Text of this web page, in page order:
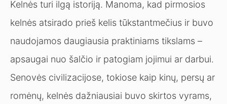
Kelnės turi ilgą istoriją. Manoma, kad pirmosios
kelnės atsirado prieš kelis tūkstantmečius ir buvo
naudojamos daugiausia praktiniams tikslams –
apsaugai nuo šalčio ir patogiam jojimui ar darbui.
Senovės civilizacijose, tokiose kaip kinų, persų ar
romėnų, kelnės dažniausiai buvo skirtos vyrams,